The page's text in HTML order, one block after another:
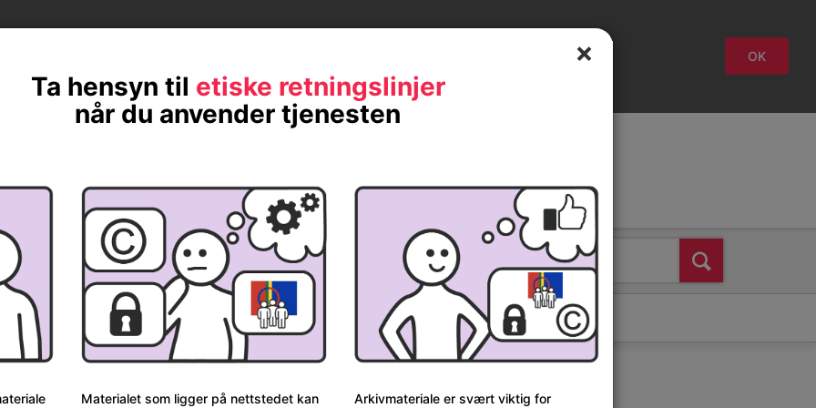
vår nettside. OK
Ta hensyn til etiske retningslinjer
når du anvender tjenesten
Materialet som ligger på nettstedet kan
Arkivmateriale er svært viktig for
lukk